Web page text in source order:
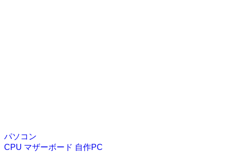
パソコン
CPU マザーボード 自作PC